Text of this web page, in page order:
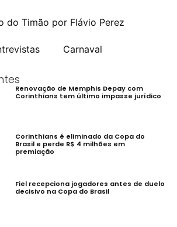
do Timão por Flávio Perez
Carnaval
Renovação de Memphis Depay com
Corinthians tem último impasse jurídico
Corinthians é eliminado da Copa do
Brasil e perde R$ 4 milhões em
premiação
Fiel recepciona jogadores antes de duelo
decisivo na Copa do Brasil